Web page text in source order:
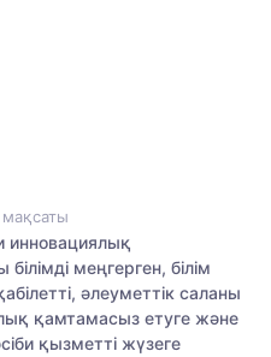
инновациялық
меңгерген, білім
әлеуметтік саланы
қамтамасыз етуге және
қызметті жүзеге